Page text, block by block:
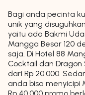
Bagi anda pecinta
unik yang
yaitu ada Bakmi
Mangga Besar 120
saja. Di Hotel 88
Cocktail dan
dari Rp 20.000.
anda bisa menyicipi